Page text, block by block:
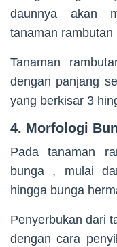
daunnya akan
tanaman
Tanaman
dengan panjang
yang berkisar 3
4. Morfologi
Pada tanaman
bunga , mulai
hingga bunga
Penyerbukan dari
dengan cara